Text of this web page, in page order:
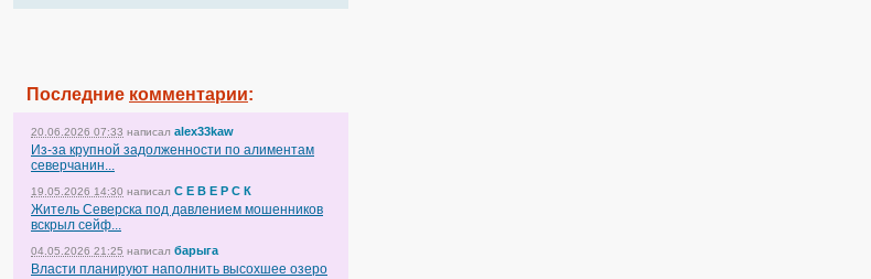
Последние комментарии:
20.06.2026 07:33 написал alex33kaw
Из-за крупной задолженности по алиментам
северчанин...
19.05.2026 14:30 написал С Е В Е Р С К
Житель Северска под давлением мошенников
вскрыл сейф...
04.05.2026 21:25 написал барыга
Власти планируют наполнить высохшее озеро